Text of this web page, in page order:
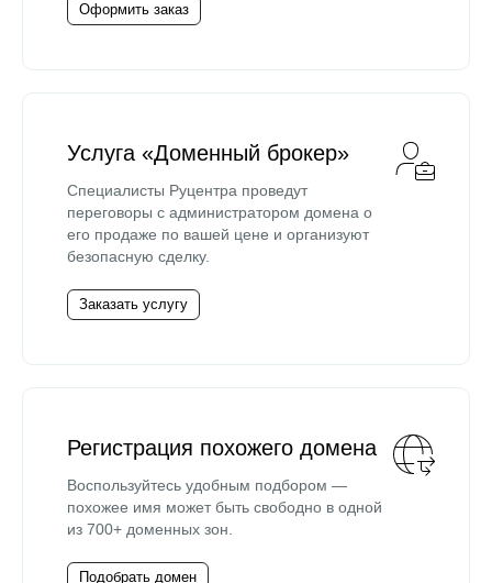
Оформить заказ
Услуга «Доменный брокер»
Специалисты Руцентра проведут
переговоры с администратором домена о
его продаже по вашей цене и организуют
безопасную сделку.
Заказать услугу
Регистрация похожего домена
Воспользуйтесь удобным подбором —
похожее имя может быть свободно в одной
из 700+ доменных зон.
Подобрать домен